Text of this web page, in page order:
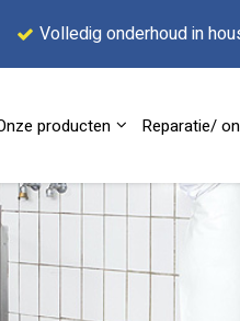
Volledig onderhoud in
producten Reparatie/